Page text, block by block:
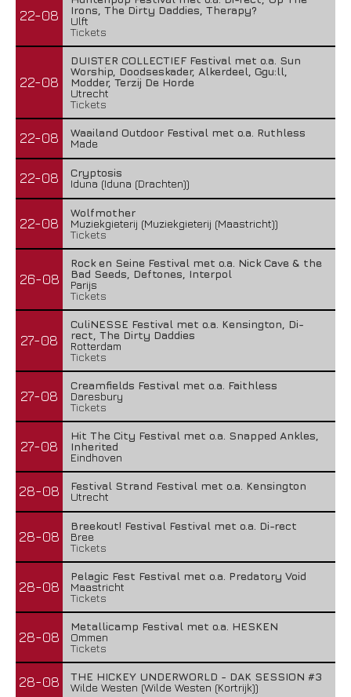
22-08
Irons, The Dirty Daddies, Therapy?
Ulft
Tickets
22-08
DUISTER COLLECTIEF Festival met o.a. Sun
Worship, Doodseskader, Alkerdeel, Ggu:ll,
Modder, Terzij De Horde
Utrecht
Tickets
22-08
Waailand Outdoor Festival met o.a. Ruthless
Made
22-08
Cryptosis
Iduna (Iduna (Drachten))
22-08
Wolfmother
Muziekgieterij (Muziekgieterij (Maastricht))
Tickets
26-08
Rock en Seine Festival met o.a. Nick Cave & the
Bad Seeds, Deftones, Interpol
Parijs
Tickets
27-08
CuliNESSE Festival met o.a. Kensington, Di-
rect, The Dirty Daddies
Rotterdam
Tickets
27-08
Creamfields Festival met o.a. Faithless
Daresbury
Tickets
27-08
Hit The City Festival met o.a. Snapped Ankles,
Inherited
Eindhoven
28-08
Festival Strand Festival met o.a. Kensington
Utrecht
28-08
Breekout! Festival Festival met o.a. Di-rect
Bree
Tickets
28-08
Pelagic Fest Festival met o.a. Predatory Void
Maastricht
Tickets
28-08
Metallicamp Festival met o.a. HESKEN
Ommen
Tickets
28-08
THE HICKEY UNDERWORLD - DAK SESSION #3
Wilde Westen (Wilde Westen (Kortrijk))